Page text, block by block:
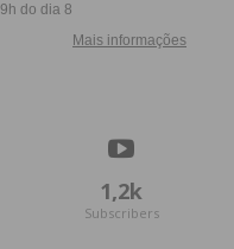
1,2k
Subscribers